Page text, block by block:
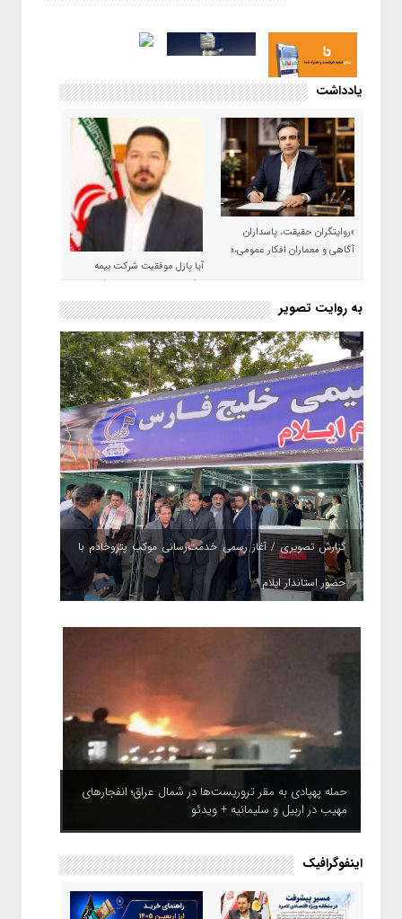
یادداشت
«روایتگران حقیقت، پاسداران
آگاهی و معماران افکار عمومی،»
آیا پازل موفقیت شرکت بیمه
حکمت صبا در سال ۱۴۰۵ کامل می
شود؟!
به روایت تصویر
گزارش تصویری / آغاز رسمی خدمت‌رسانی موکب پتروخادم با
حضور استاندار ایلام
حمله پهپادی به مقر تروریست‌ها در شمال عراق؛ انفجارهای
مهیب در اربیل و سلیمانیه + ویدئو
اینفوگرافیک